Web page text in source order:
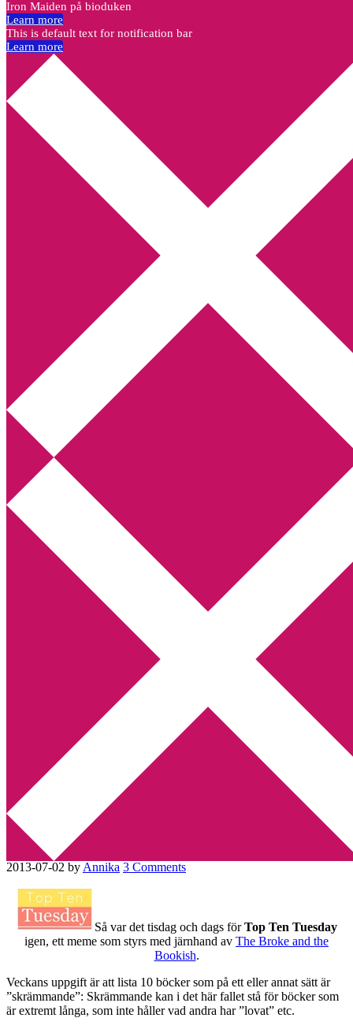
Annikas litteratur- och kulturblogg
Deckare, kriminalromaner, thrillers
Hem
Boktolva
Författarfemman
Kontakt
Webbshop Amazon
Utskriftscentralen
Min tv-blogg
You are here:Home Top Ten Tuesday
Top Ten Tuesday –
skrämmande böcker
Top Ten Tuesday –
skrämmande böcker
2013-07-02 by Annika 3 Comments
Så var det tisdag och dags förTop Ten Tuesday
igen, ett meme som styrs med järnhand av The Broke and the
Bookish.
Veckans uppgift är att lista 10 böcker som på ett eller annat sätt är
”skrämmande”: Skrämmande kan i det här fallet stå för böcker som
är extremt långa, som inte håller vad andra har ”lovat” etc.
Iron Maiden på bioduken
Learn more
This is default text for notification bar
Learn more